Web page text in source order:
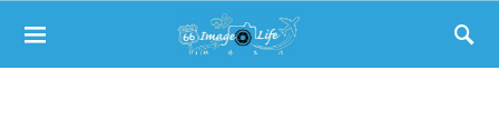
Search for: